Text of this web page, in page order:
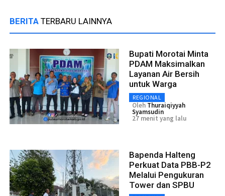
BERITA TERBARU LAINNYA
Bupati Morotai Minta
PDAM Maksimalkan
Layanan Air Bersih
untuk Warga
REGIONAL
Oleh Thuraiqiyyah
Syamsudin
27 menit yang lalu
Bapenda Halteng
Perkuat Data PBB-P2
Melalui Pengukuran
Tower dan SPBU